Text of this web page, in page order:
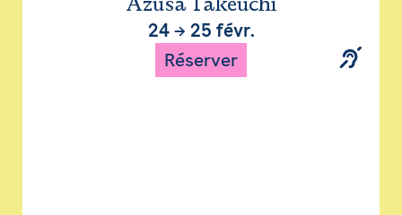
24→ 25 févr.
Réserver